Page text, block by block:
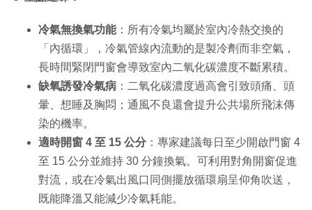
冷氣無換氣功能：所有冷氣均屬於室內冷熱交換的
「內循環」，冷氣管線內流動的是製冷劑而非空氣，
長時間緊閉門窗會導致室內二氧化碳濃度不斷累積。
缺氧誘發冷氣病 ：二氧化碳濃度過高會引致頭痛、頭
暈、想睡及胸悶；通風不良還會提升公共場所飛沫傳
染的機率。
適時開窗 4 至 15 公分 ：專家建議每日至少開啟門窗 4
至 15 公分並維持 30 分鐘換氣。可利用對角開窗促進
對流，或在冷氣出風口同側擺放循環扇呈仰角吹送，
既能降溫又能減少冷氣耗能。